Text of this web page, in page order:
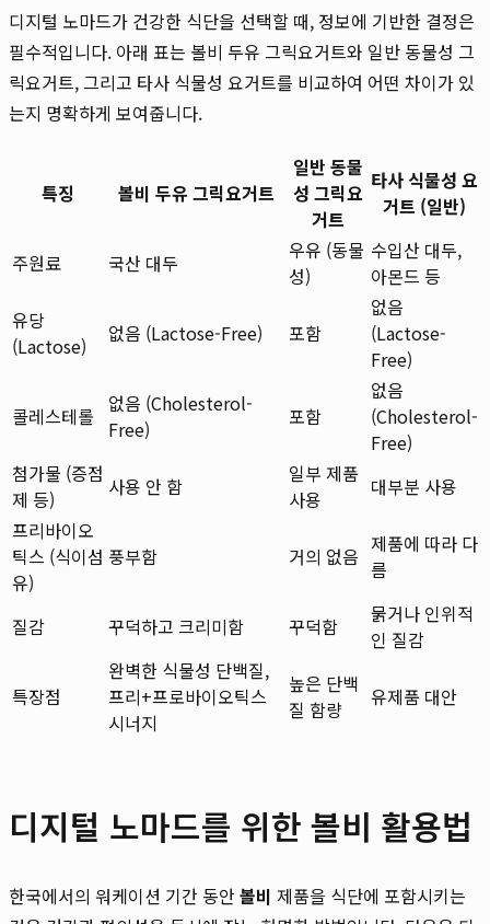
디지털 노마드가 건강한 식단을 선택할 때, 정보에 기반한 결정은
필수적입니다. 아래 표는 볼비 두유 그릭요거트와 일반 동물성 그
릭요거트, 그리고 타사 식물성 요거트를 비교하여 어떤 차이가 있
는지 명확하게 보여줍니다.
특징 볼비 두유 그릭요거트
일반 동물
성 그릭요
거트
타사 식물성 요
거트 (일반)
주원료 국산 대두
우유 (동물
성)
수입산 대두,
아몬드 등
유당
(Lactose)
없음 (Lactose-Free) 포함
없음
(Lactose-
Free)
콜레스테롤
없음 (Cholesterol-
Free)
포함
없음
(Cholesterol-
Free)
첨가물 (증점
제 등)
사용 안 함
일부 제품
사용
대부분 사용
프리바이오
틱스 (식이섬
유)
풍부함 거의 없음 제품에 따라 다
름
질감 꾸덕하고 크리미함 꾸덕함
묽거나 인위적
인 질감
특장점
완벽한 식물성 단백질,
프리+프로바이오틱스
시너지
높은 단백
질 함량
유제품 대안
디지털 노마드를 위한 볼비 활용법
한국에서의 워케이션 기간 동안볼비 제품을 식단에 포함시키는